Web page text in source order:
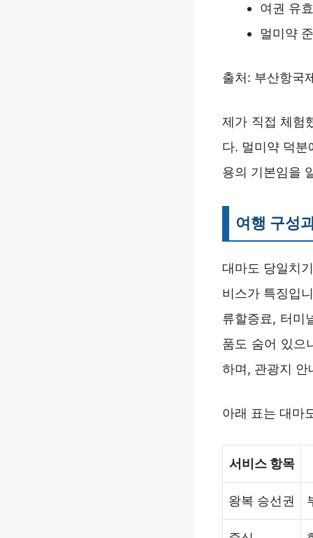
여권 유
멀미약
출처: 부산항국
제가 직접 체험
다. 멀미약 덕
용의 기본임을
여행 구성
대마도 당일치
비스가 특징입
류할증료, 터미
품도 숨어 있으
하며, 관광지 안
아래 표는 대마
서비스 항목
왕복 승선권